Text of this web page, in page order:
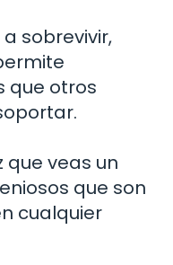
sobrevivir,
que otros
que veas un
que son
cualquier